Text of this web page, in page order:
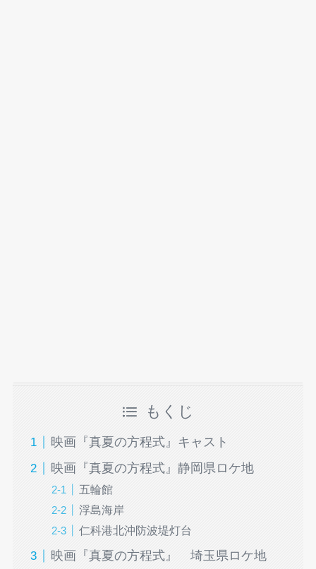
もくじ
映画『真夏の方程式』キャスト
映画『真夏の方程式』静岡県ロケ地
五輪館
浮島海岸
仁科港北沖防波堤灯台
映画『真夏の方程式』 埼玉県ロケ地